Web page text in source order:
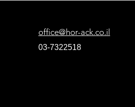
office@hor-ack.co.il
03-7322518